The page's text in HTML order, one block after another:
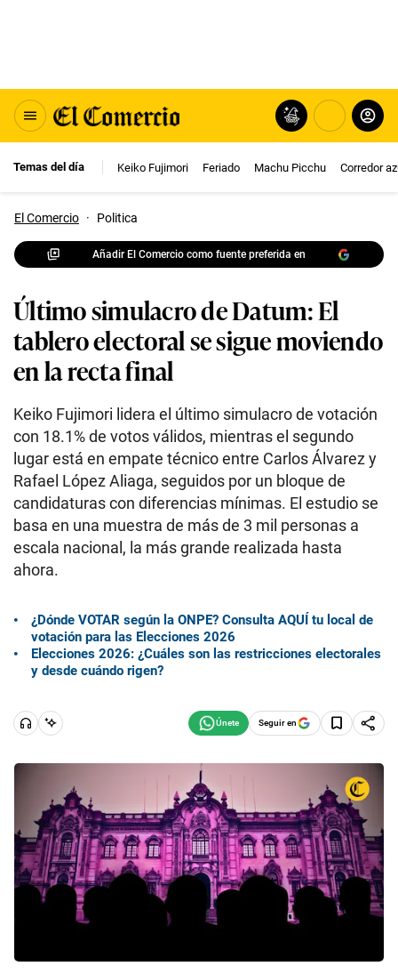
Temas del día Keiko Fujimori Feriado Machu Picchu Corredor
El Comercio · Politica
Añadir El Comercio como fuente preferida en
Último simulacro de Datum: El
tablero electoral se sigue moviendo
en la recta final
Keiko Fujimori lidera el último simulacro de votación
con 18.1% de votos válidos, mientras el segundo
lugar está en empate técnico entre Carlos Álvarez y
Rafael López Aliaga, seguidos por un bloque de
candidaturas con diferencias mínimas. El estudio se
basa en una muestra de más de 3 mil personas a
escala nacional, la más grande realizada hasta
ahora.
¿Dónde VOTAR según la ONPE? Consulta AQUÍ tu local de
votación para las Elecciones 2026
Elecciones 2026: ¿Cuáles son las restricciones electorales
y desde cuándo rigen?
Seguir en